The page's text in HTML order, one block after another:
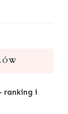
ranking i